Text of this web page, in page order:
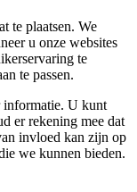
te plaatsen. We
u onze websites
te
te passen.
informatie. U kunt
er rekening mee dat
invloed kan zijn op
we kunnen bieden.